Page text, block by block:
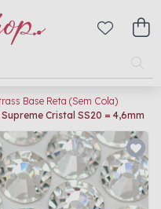
Base Reta (Sem Cola)
Cristal SS20 = 4,6mm